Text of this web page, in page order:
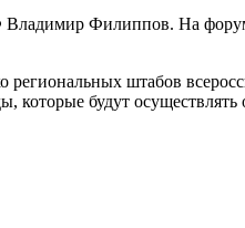
Филиппов. На
штабов
которые будут